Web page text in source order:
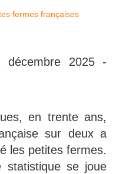
décembre 2025 -
en trente ans,
sur deux a
les petites fermes.
statistique se joue